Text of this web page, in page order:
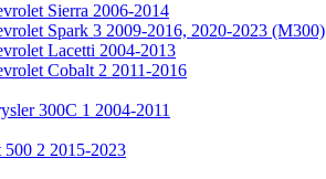
Sierra 2006-2014
Spark 3 2009-2016, 2020-2023 (M300)
Lacetti 2004-2013
Cobalt 2 2011-2016
300C 1 2004-2011
500 2 2015-2023